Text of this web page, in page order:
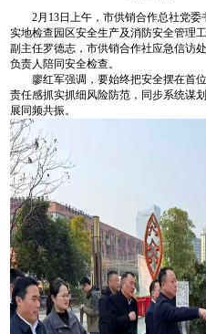
2月13日上午，市供销合作总社党
实地检查园区安全生产及消防安全管理
副主任罗德志，市供销合作社应急信访
负责人陪同安全检查。
廖红军强调，要始终把安全摆在首
责任感抓实抓细风险防范，同步系统谋
展同频共振。